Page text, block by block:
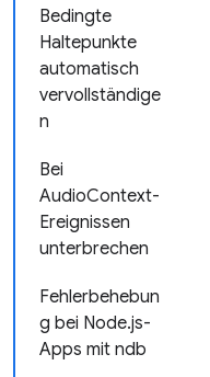
Bedingte
Haltepunkte
automatisch
vervollständige
n
Bei
AudioContext-
Ereignissen
unterbrechen
Fehlerbehebun
g bei Node.js-
Apps mit ndb